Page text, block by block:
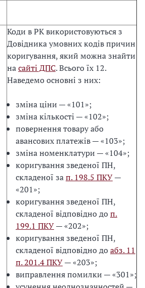
Коди в РК використовуються з
Довідника умовних кодів причин
коригування, який можна знайти
насайті ДПС. Всього їх 12.
Наведемо основні з них:
зміна ціни — «101»;
зміна кількості — «102»;
повернення товару або
авансових платежів — «103»;
зміна номенклатури — «104»;
коригування зведеної ПН,
складеної зап. 198.5 ПКУ—
«201»;
коригування зведеної ПН,
складеної відповідно доп.
199.1 ПКУ— «202»;
коригування зведеної ПН,
складеної відповідно доабз. 11
п. 201.4 ПКУ— «203»;
виправлення помилки — «301»;